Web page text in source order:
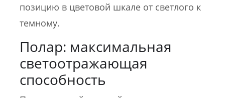
позицию в цветовой шкале от светлого к
темному.
Полар: максимальная
светоотражающая
способность